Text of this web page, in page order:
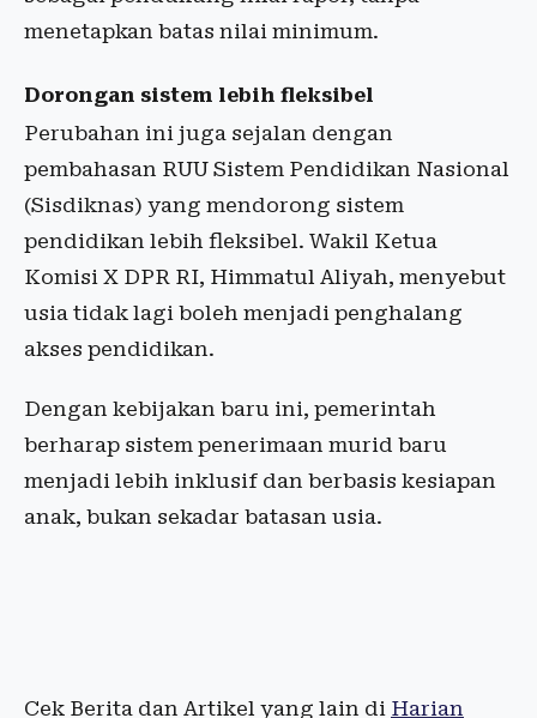
menetapkan batas nilai minimum.
Dorongan sistem lebih fleksibel
Perubahan ini juga sejalan dengan
pembahasan RUU Sistem Pendidikan Nasional
(Sisdiknas) yang mendorong sistem
pendidikan lebih fleksibel. Wakil Ketua
Komisi X DPR RI, Himmatul Aliyah, menyebut
usia tidak lagi boleh menjadi penghalang
akses pendidikan.
Dengan kebijakan baru ini, pemerintah
berharap sistem penerimaan murid baru
menjadi lebih inklusif dan berbasis kesiapan
anak, bukan sekadar batasan usia.
Cek Berita dan Artikel yang lain di Harian